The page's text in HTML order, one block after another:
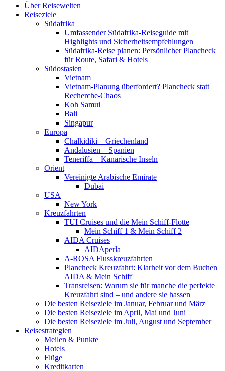
Über Reisewelten
Reiseziele
Südafrika
Umfassender Südafrika-Reiseguide mit
Highlights und Sicherheitsempfehlungen
Südafrika-Reise planen: Persönlicher Plancheck
für Route, Safari & Hotels
Südostasien
Vietnam
Vietnam-Planung überfordert? Plancheck statt
Recherche-Chaos
Koh Samui
Bali
Singapur
Europa
Chalkidiki – Griechenland
Andalusien – Spanien
Teneriffa – Kanarische Inseln
Orient
Vereinigte Arabische Emirate
Dubai
USA
New York
Kreuzfahrten
TUI Cruises und die Mein Schiff-Flotte
Mein Schiff 1 & Mein Schiff 2
AIDA Cruises
AIDAperla
A-ROSA Flusskreuzfahrten
Plancheck Kreuzfahrt: Klarheit vor dem Buchen |
AIDA & Mein Schiff
Transreisen: Warum sie für manche die perfekte
Kreuzfahrt sind – und andere sie hassen
Die besten Reiseziele im Januar, Februar und März
Die besten Reiseziele im April, Mai und Juni
Die besten Reiseziele im Juli, August und September
Reisestrategien
Meilen & Punkte
Hotels
Flüge
Kreditkarten